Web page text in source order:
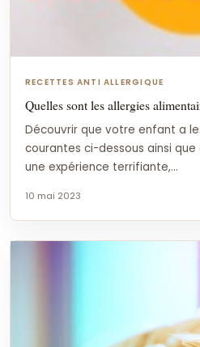
RECETTES ANTI ALLERGIQUE
Quelles sont les allergies
Découvrir que votre enfant a
courantes ci-dessous ainsi que
une expérience terrifiante,...
10 mai 2023